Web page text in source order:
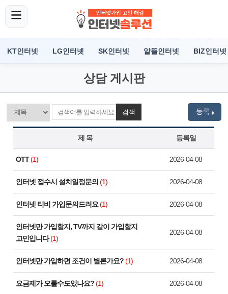
KT인터넷 LG인터넷 SK인터넷 알뜰인터넷 BIZ인터넷
상담 게시판
검색 등록
제 목 등록일
OTT(1) 2026-04-08
인터넷 접수시 설치일정문의 (1) 2026-04-08
인터넷 티비 가입문의드려요 (1) 2026-04-08
인터넷만 가입할지, TV까지 같이 가입할지
고민입니다(1)
2026-04-08
인터넷만 가입하면 조건이 별론가요? (1) 2026-04-08
요금제가 오를수도있나요? (1) 2026-04-08